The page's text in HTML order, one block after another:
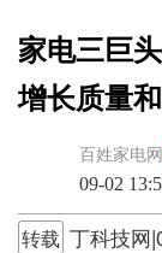
家电三巨
增长质量
百姓家电网
09-02
转载 丁科技网